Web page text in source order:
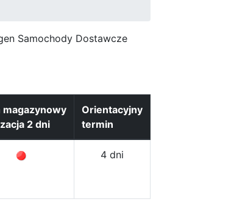
Samochody Dostawcze
magazynowy
2 dni
Orientacyjny
termin
4 dni